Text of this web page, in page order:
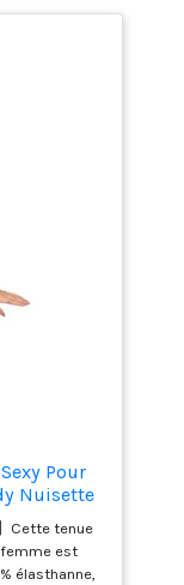
Pour
Nuisette
Fendue
De Club
Noël
】Cette tenue
femme est
élasthanne,